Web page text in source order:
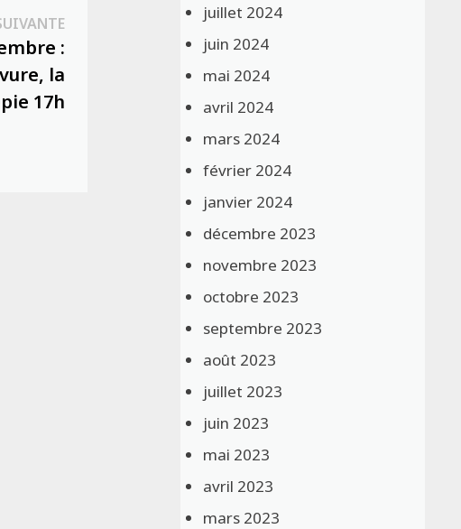
Publication
suivante :
:
la
17h
juillet 2024
juin 2024
mai 2024
avril 2024
mars 2024
février 2024
janvier 2024
décembre 2023
novembre 2023
octobre 2023
septembre 2023
août 2023
juillet 2023
juin 2023
mai 2023
avril 2023
mars 2023